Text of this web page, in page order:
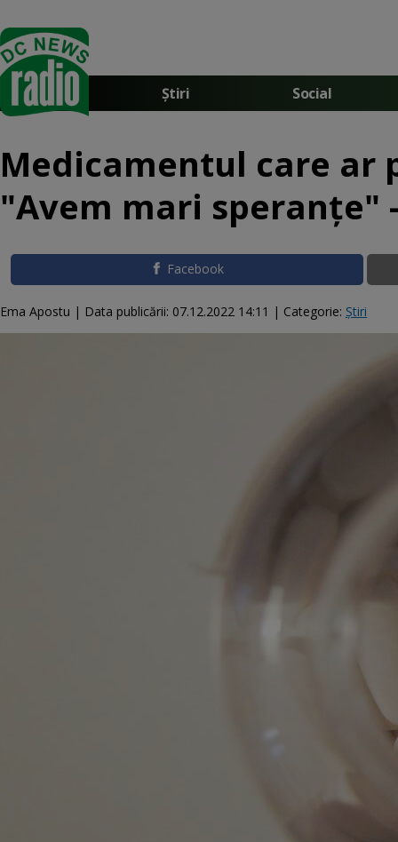
Știri Social
Medicamentul care
"Avem mari speranţe"
Facebook
Ema Apostu | Data publicării: 07.12.2022 14:11 | Categorie: Știri